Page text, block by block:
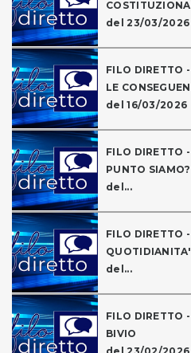
del 23/03/2026
FILO DIRETTO
LE
del 16/03/2026
FILO DIRETTO
PUNTO SIAMO?
del...
FILO DIRETTO
del...
FILO DIRETTO
BIVIO